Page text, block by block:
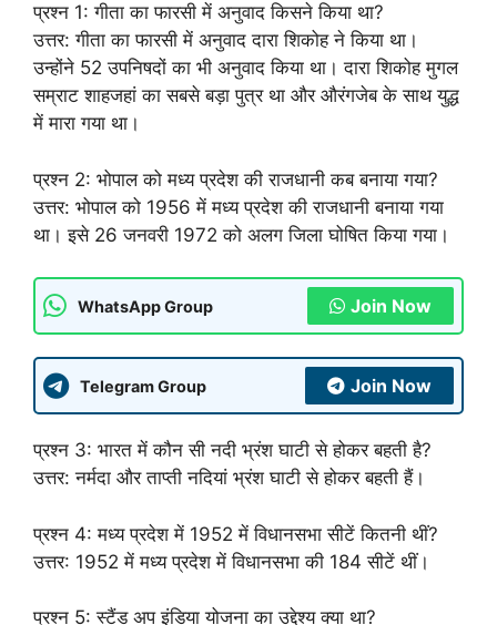
प्रश्न 1: गीता का फारसी में अनुवाद किसने किया था?
उत्तर: गीता का फारसी में अनुवाद दारा शिकोह ने किया था।
उन्होंने 52 उपनिषदों का भी अनुवाद किया था। दारा शिकोह मुगल
सम्राट शाहजहां का सबसे बड़ा पुत्र था और औरंगजेब के साथ युद्ध
में मारा गया था।
प्रश्न 2: भोपाल को मध्य प्रदेश की राजधानी कब बनाया गया?
उत्तर: भोपाल को 1956 में मध्य प्रदेश की राजधानी बनाया गया
था। इसे 26 जनवरी 1972 को अलग जिला घोषित किया गया।
WhatsApp Group Join Now
Telegram Group Join Now
प्रश्न 3: भारत में कौन सी नदी भ्रंश घाटी से होकर बहती है?
उत्तर: नर्मदा और ताप्ती नदियां भ्रंश घाटी से होकर बहती हैं।
प्रश्न 4: मध्य प्रदेश में 1952 में विधानसभा सीटें कितनी थीं?
उत्तर: 1952 में मध्य प्रदेश में विधानसभा की 184 सीटें थीं।
प्रश्न 5: स्टैंड अप इंडिया योजना का उद्देश्य क्या था?